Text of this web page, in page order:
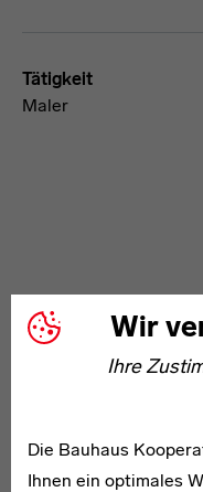
Wir
Ihre
Die Bauhaus
Ihnen ein optimales
Tätigkeit
Maler